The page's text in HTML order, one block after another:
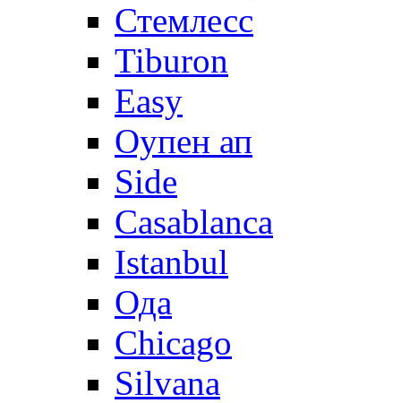
Стемлесс
Tiburon
Easy
Оупен ап
Side
Casablanca
Istanbul
Ода
Chicago
Silvana